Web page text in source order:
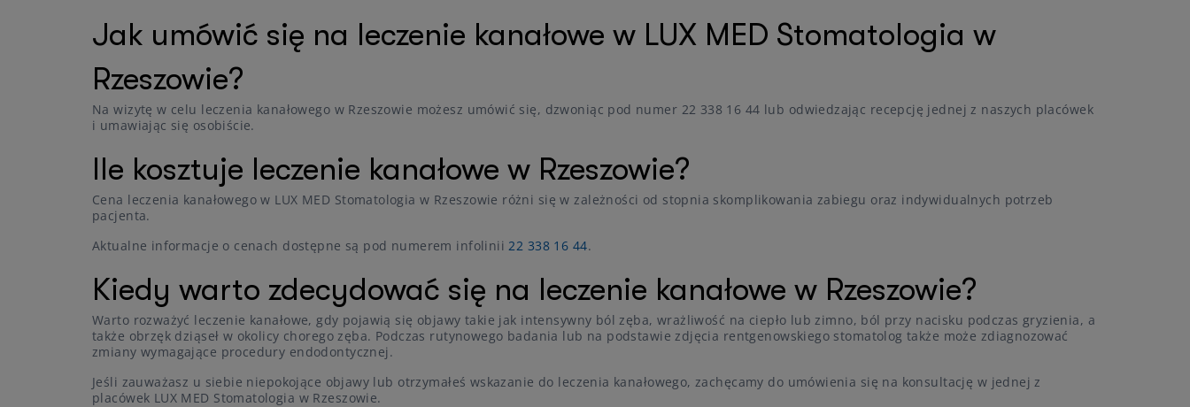
Jak umówić się na leczenie kanałowe w LUX MED Stomatologia w
Rzeszowie?
Na wizytę w celu leczenia kanałowego w Rzeszowie możesz umówić się, dzwoniąc pod numer 22 338 16 44 lub odwiedzając recepcję jednej z naszych placówek
i umawiając się osobiście.
Ile kosztuje leczenie kanałowe w Rzeszowie?
Cena leczenia kanałowego w LUX MED Stomatologia w Rzeszowie różni się w zależności od stopnia skomplikowania zabiegu oraz indywidualnych potrzeb
pacjenta.
Aktualne informacje o cenach dostępne są pod numerem infolinii22 338 16 44.
Kiedy warto zdecydować się na leczenie kanałowe w Rzeszowie?
Warto rozważyć leczenie kanałowe, gdy pojawią się objawy takie jak intensywny ból zęba, wrażliwość na ciepło lub zimno, ból przy nacisku podczas gryzienia, a
także obrzęk dziąseł w okolicy chorego zęba. Podczas rutynowego badania lub na podstawie zdjęcia rentgenowskiego stomatolog także może zdiagnozować
zmiany wymagające procedury endodontycznej.
Jeśli zauważasz u siebie niepokojące objawy lub otrzymałeś wskazanie do leczenia kanałowego, zachęcamy do umówienia się na konsultację w jednej z
placówek LUX MED Stomatologia w Rzeszowie.